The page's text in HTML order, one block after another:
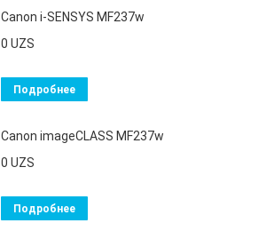
Canon i-SENSYS MF237w
0 UZS
Подробнее
Canon imageCLASS MF237w
0 UZS
Подробнее